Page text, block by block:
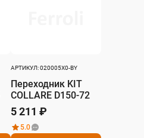
АРТИКУЛ: 020005X0-BY
Переходник KIT
COLLARE D150-72
5 211 ₽
5.0